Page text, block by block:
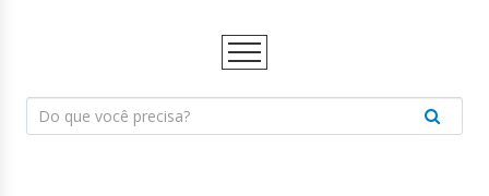
PERSONALIZE SEU GERADOR